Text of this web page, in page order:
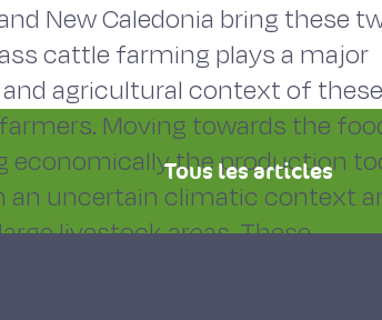
New Caledonia bring these
cattle farming plays a major
agricultural context of these
Moving towards the
the production
an uncertain climatic context
livestock areas. These
Tous les articles